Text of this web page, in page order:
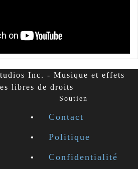
Inc. - Musique et effets
libres de droits
Soutien
Contact
Politique
Confidentialité